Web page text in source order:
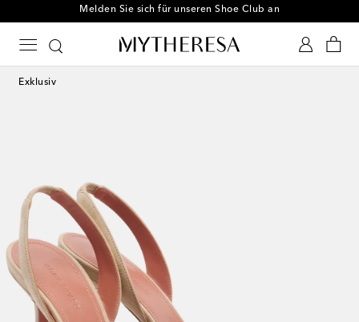
Melden Sie sich für unseren Shoe Club an
Exklusiv